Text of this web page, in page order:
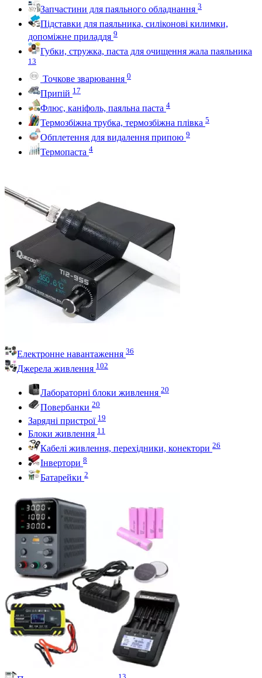
Запчастини для паяльного обладнання 3
Підставки для паяльника, силіконові килимки,
допоміжне приладдя 9
Губки, стружка, паста для очищення жала паяльника
13
Точкове зварювання 0
Припій 17
Флюс, каніфоль, паяльна паста 4
Термозбіжна трубка, термозбіжна плівка 5
Обплетення для видалення припою 9
Термопаста 4
Електронне навантаження 36
Джерела живлення 102
Лабораторні блоки живлення 20
Повербанки 20
Зарядні пристрої 19
Блоки живлення 11
Кабелі живлення, перехідники, конектори 26
Інвертори 8
Батарейки 2